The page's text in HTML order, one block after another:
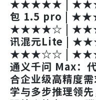
★★★★★ |
包 1.5 pro |
★★★★☆ |
讯混元Lite |
★★★☆☆ |
通义千问 Max：
合企业级高精度
学与多步推理领